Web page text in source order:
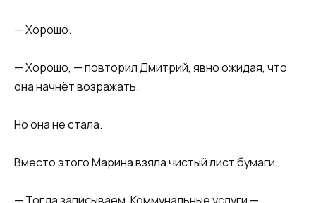
— Хорошо.
— Хорошо, — повторил Дмитрий, явно ожидая, что
она начнёт возражать.
Но она не стала.
Вместо этого Марина взяла чистый лист бумаги.